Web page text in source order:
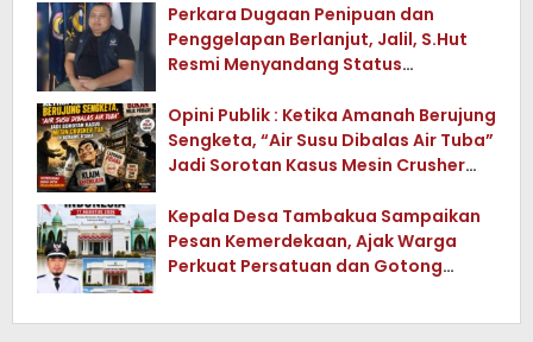
Perkara Dugaan Penipuan dan
Penggelapan Berlanjut, Jalil, S.Hut
Resmi Menyandang Status
Opini Publik : Ketika Amanah Berujung
Sengketa, “Air Susu Dibalas Air Tuba”
Jadi Sorotan Kasus Mesin Crusher
Kepala Desa Tambakua Sampaikan
Pesan Kemerdekaan, Ajak Warga
Perkuat Persatuan dan Gotong